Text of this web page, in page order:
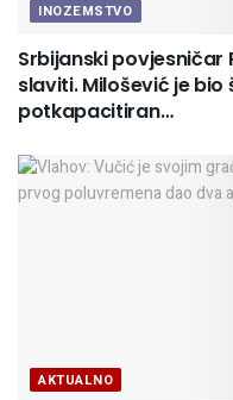
INOZEMSTVO
Srbijanski povjesničar
slaviti. Milošević je
potkapacitiran…
AKTUALNO